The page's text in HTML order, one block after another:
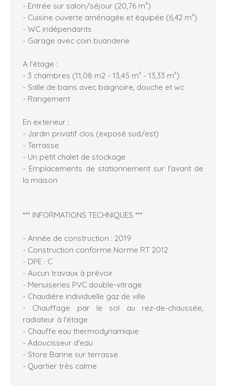
- Entrée sur salon/séjour (20,76 m²)
- Cuisine ouverte aménagée et équipée (6,42 m²)
- WC indépendants
- Garage avec coin buanderie
A l'étage :
- 3 chambres (11,08 m2 - 13,45 m² - 13,33 m²)
- Salle de bains avec baignoire, douche et wc
- Rangement
En exterieur :
- Jardin privatif clos (exposé sud/est)
- Terrasse
- Un petit chalet de stockage
- Emplacements de stationnement sur l'avant de
la maison
*** INFORMATIONS TECHNIQUES ***
- Année de construction : 2019
- Construction conforme Norme RT 2012
- DPE : C
- Aucun travaux à prévoir
- Menuiseries PVC double-vitrage
- Chaudière individuelle gaz de ville
- Chauffage par le sol au rez-de-chaussée,
radiateur à l'étage
- Chauffe eau thermodynamique
- Adoucisseur d'eau
- Store Banne sur terrasse
- Quartier très calme